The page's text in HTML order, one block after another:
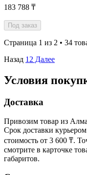
183 788 ₸
Под заказ
Страница 1 из 2 • 34
Назад 1 2 Далее
Условия
Доставка
Привозим товар из
Срок доставки
стоимость от 3 600 ₸.
смотрите в карточке
габаритов.